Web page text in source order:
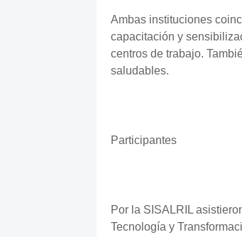
Ambas instituciones
capacitación y
centros de trabajo.
saludables.
Participantes
Por la SISALRIL
Tecnología y